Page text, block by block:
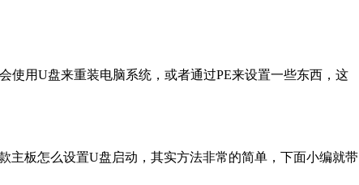
使用U盘来重装电脑系统，或者通过PE来设置一些东西，这
主板怎么设置U盘启动，其实方法非常的简单，下面小编就带